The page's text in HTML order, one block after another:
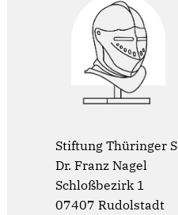
Stiftung Thüringer
Dr. Franz Nagel
Schloßbezirk 1
07407 Rudolstadt